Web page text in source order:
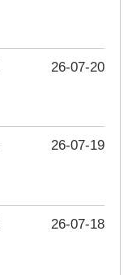
26-07-20
26-07-19
26-07-18